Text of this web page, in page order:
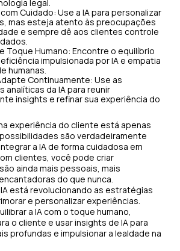
legal.
Cuidado: Use a IA para personalizar
mas esteja atento às preocupações
e sempre dê aos clientes controle
Toque Humano: Encontre o equilíbrio
impulsionada por IA e empatia
humanas.
Continuamente: Use as
analíticas da IA para reunir
insights e refinar sua experiência do
experiência do cliente está apenas
são verdadeiramente
a IA de forma cuidadosa em
clientes, você pode criar
ainda mais pessoais, mais
do que nunca.
está revolucionando as estratégias
e personalizar experiências.
a IA com o toque humano,
o cliente e usar insights de IA para
profundas e impulsionar a lealdade na